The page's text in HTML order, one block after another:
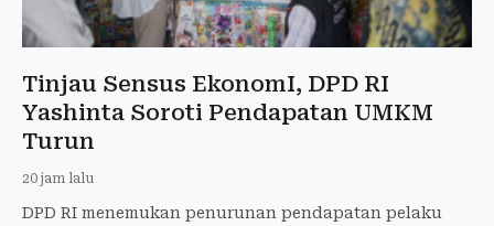
Tinjau Sensus EkonomI, DPD RI
Yashinta Soroti Pendapatan UMKM
Turun
20 jam lalu
DPD RI menemukan penurunan pendapatan pelaku